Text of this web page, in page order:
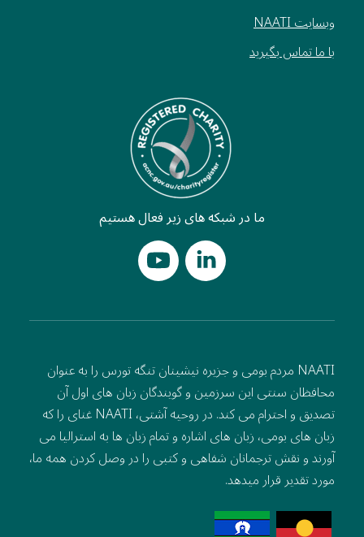
وبسایت NAATI
با ما تماس بگیرید
ما در شبکه های زیر فعال هستیم
NAATI مردم بومی و جزیره نیشینان تنگه تورس را به عنوان
محافظان سنتی این سرزمین و گویندگان زبان های اول آن
تصدیق و احترام می کند. در روحیه آشتی، NAATI غنای را که
زبان های بومی، زبان های اشاره و تمام زبان ها به استرالیا می
آورند و نقش ترجمانان شفاهی و کتبی را در وصل کردن همه ما،
مورد تقدیر قرار میدهد.